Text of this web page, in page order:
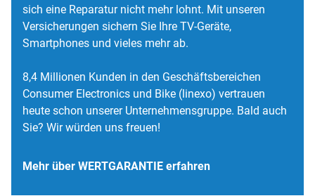
sich eine Reparatur nicht mehr lohnt. Mit unseren
Versicherungen sichern Sie Ihre TV-Geräte,
Smartphones und vieles mehr ab.
8,4 Millionen Kunden in den Geschäftsbereichen
Consumer Electronics und Bike (linexo) vertrauen
heute schon unserer Unternehmensgruppe. Bald auch
Sie? Wir würden uns freuen!
Mehr über WERTGARANTIE erfahren